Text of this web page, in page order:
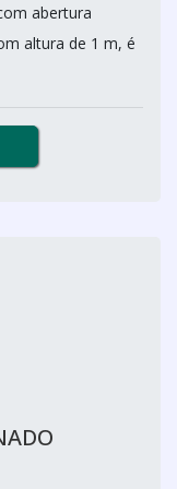
abertura
altura de 1 m, é